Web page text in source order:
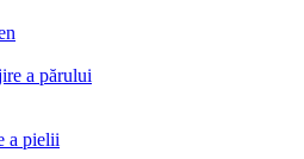
a părului
a pielii